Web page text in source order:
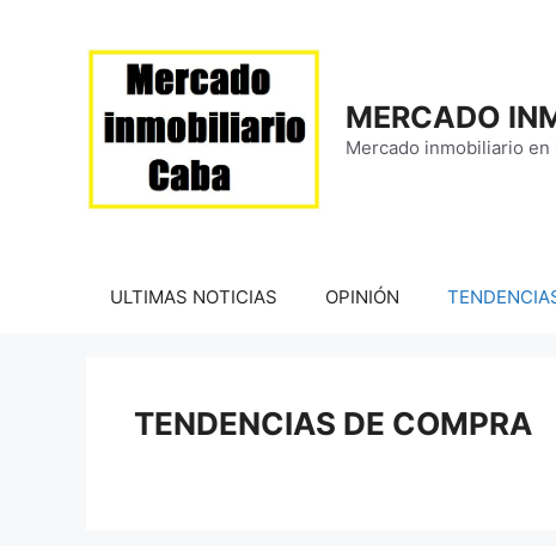
MERCADO
Mercado inmobiliario en
ULTIMAS NOTICIAS OPINIÓN
TENDENCIAS DE COMPRA